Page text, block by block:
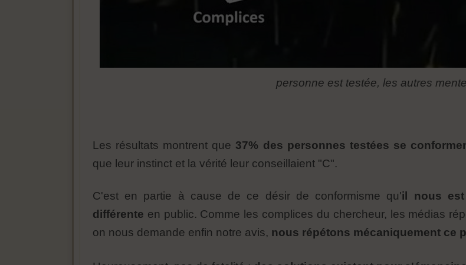
personne est testée, les autres
Les résultats montrent que 37% des personnes testées se
que leur instinct et la vérité leur conseillaient "C".
C'est en partie à cause de ce désir de conformisme qu'il nous est
différente en public. Comme les complices du chercheur, les médias
on nous demande enfin notre avis, nous répétons mécaniquement ce